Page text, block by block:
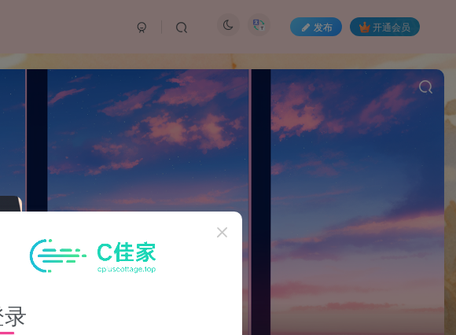
发布 开通会员